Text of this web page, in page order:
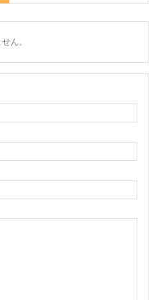
ん。